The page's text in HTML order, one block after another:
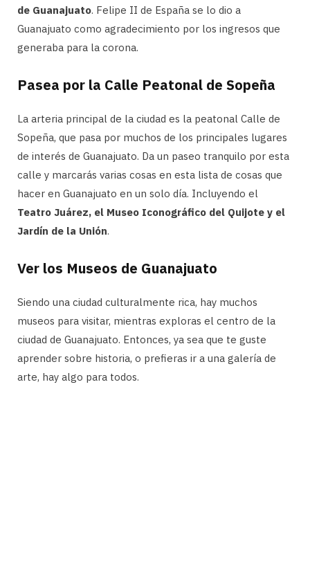
de Guanajuato. Felipe II de España se lo dio a
Guanajuato como agradecimiento por los ingresos que
generaba para la corona.
Pasea por la Calle Peatonal de Sopeña
La arteria principal de la ciudad es la peatonal Calle de
Sopeña, que pasa por muchos de los principales lugares
de interés de Guanajuato. Da un paseo tranquilo por esta
calle y marcarás varias cosas en esta lista de cosas que
hacer en Guanajuato en un solo día. Incluyendo el
Teatro Juárez, el Museo Iconográfico del Quijote y el
Jardín de la Unión.
Ver los Museos de Guanajuato
Siendo una ciudad culturalmente rica, hay muchos
museos para visitar, mientras exploras el centro de la
ciudad de Guanajuato. Entonces, ya sea que te guste
aprender sobre historia, o prefieras ir a una galería de
arte, hay algo para todos.